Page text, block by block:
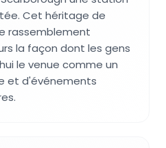
Cet héritage de
rassemblement
la façon dont les gens
le venue comme un
et d'événements